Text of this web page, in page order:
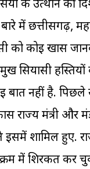
के उत्थान की
में छत्तीसगढ़,
को कोई खास
सियासी
बात नहीं है.
राज्य मंत्री और
शामिल हुए.
में शिरकत कर